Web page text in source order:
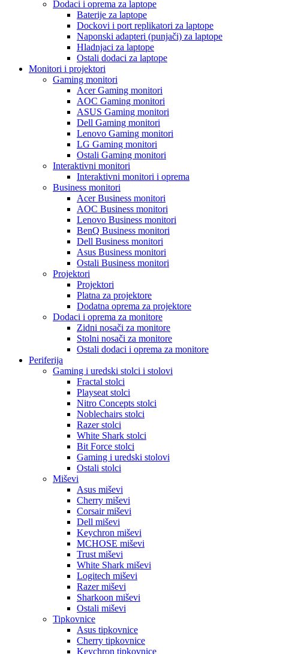
Dodaci i oprema za laptope
Baterije za laptope
Dockovi i port replikatori za laptope
Naponski adapteri (punjači) za laptope
Hladnjaci za laptope
Ostali dodaci za laptope
Monitori i projektori
Gaming monitori
Acer Gaming monitori
AOC Gaming monitori
ASUS Gaming monitori
Dell Gaming monitori
Lenovo Gaming monitori
LG Gaming monitori
Ostali Gaming monitori
Interaktivni monitori
Interaktivni monitori i oprema
Business monitori
Acer Business monitori
AOC Business monitori
Lenovo Business monitori
BenQ Business monitori
Dell Business monitori
Asus Business monitori
Ostali Business monitori
Projektori
Projektori
Platna za projektore
Dodatna oprema za projektore
Dodaci i oprema za monitore
Zidni nosači za monitore
Stolni nosači za monitore
Ostali dodaci i oprema za monitore
Periferija
Gaming i uredski stolci i stolovi
Fractal stolci
Playseat stolci
Nitro Concepts stolci
Noblechairs stolci
Razer stolci
White Shark stolci
Bit Force stolci
Gaming i uredski stolovi
Ostali stolci
Miševi
Asus miševi
Cherry miševi
Corsair miševi
Dell miševi
Keychron miševi
MCHOSE miševi
Trust miševi
White Shark miševi
Logitech miševi
Razer miševi
Sharkoon miševi
Ostali miševi
Tipkovnice
Asus tipkovnice
Cherry tipkovnice
Keychron tipkovnice